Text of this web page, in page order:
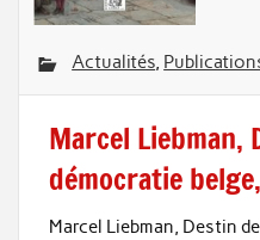
Actualités,
Marcel Liebman,
démocratie
Marcel Liebman, Destin